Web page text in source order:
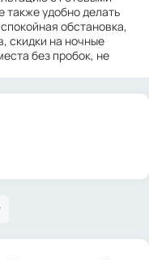
также удобно делать
обстановка,
скидки на ночные
без пробок, не